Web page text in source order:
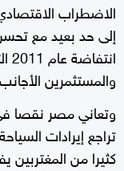
إلى حد بعيد مع
والمستثمرين
وتعاني مصر نقصا
تراجع إيرادات
كثيرا من المغتربين